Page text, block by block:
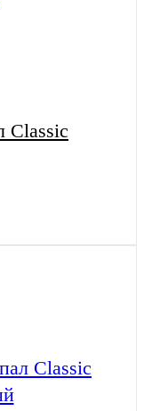
Classic